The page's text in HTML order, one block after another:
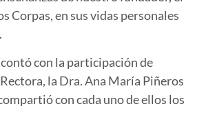
Corpas, en sus vidas personales
con la participación de
la Dra. Ana María Piñeros
con cada uno de ellos los